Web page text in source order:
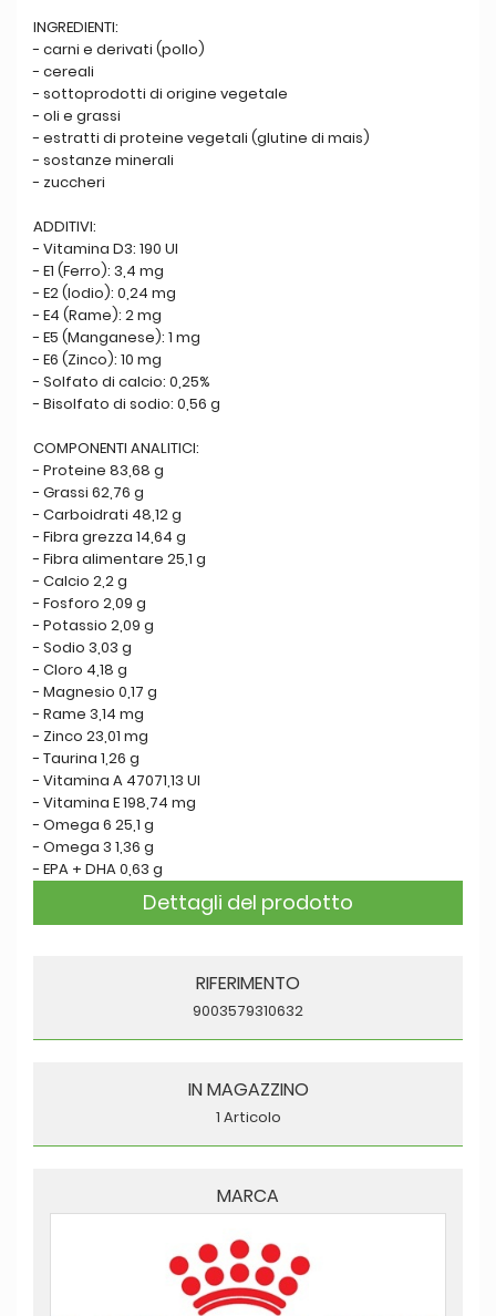
INGREDIENTI:
- carni e derivati (pollo)
- cereali
- sottoprodotti di origine vegetale
- oli e grassi
- estratti di proteine vegetali (glutine di mais)
- sostanze minerali
- zuccheri
ADDITIVI:
- Vitamina D3: 190 UI
- E1 (Ferro): 3,4 mg
- E2 (Iodio): 0,24 mg
- E4 (Rame): 2 mg
- E5 (Manganese): 1 mg
- E6 (Zinco): 10 mg
- Solfato di calcio: 0,25%
- Bisolfato di sodio: 0,56 g
COMPONENTI ANALITICI:
- Proteine 83,68 g
- Grassi 62,76 g
- Carboidrati 48,12 g
- Fibra grezza 14,64 g
- Fibra alimentare 25,1 g
- Calcio 2,2 g
- Fosforo 2,09 g
- Potassio 2,09 g
- Sodio 3,03 g
- Cloro 4,18 g
- Magnesio 0,17 g
- Rame 3,14 mg
- Zinco 23,01 mg
- Taurina 1,26 g
- Vitamina A 47071,13 UI
- Vitamina E 198,74 mg
- Omega 6 25,1 g
- Omega 3 1,36 g
- EPA + DHA 0,63 g
Dettagli del prodotto
RIFERIMENTO
9003579310632
IN MAGAZZINO
1 Articolo
MARCA